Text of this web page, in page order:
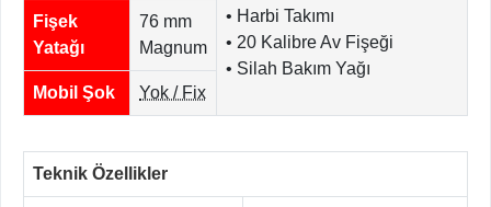
• Harbi Takımı
• 20 Kalibre Av Fişeği
• Silah Bakım Yağı
Fişek
Yatağı
76 mm
Magnum
Mobil Şok Yok / Fix
Teknik Özellikler